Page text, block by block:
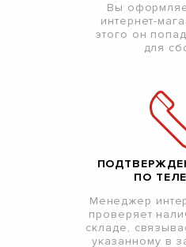
Вы
интернет-
этого он
для
ПО
Менеджер
проверяет
складе,
указанному в